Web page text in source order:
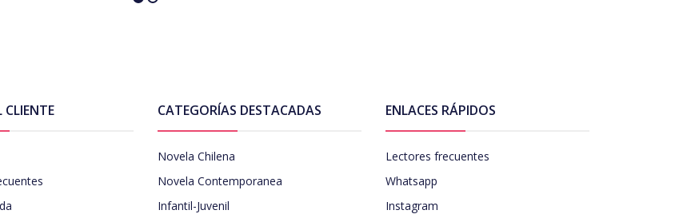
CLIENTE CATEGORÍAS DESTACADAS
Novela Chilena
Novela Contemporanea
Infantil-Juvenil
ENLACES RÁPIDOS
Lectores frecuentes
Whatsapp
Instagram